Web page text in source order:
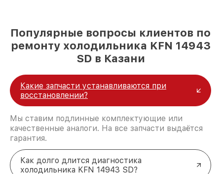
Популярные вопросы клиентов по
ремонту холодильника KFN 14943
SD в Казани
Какие запчасти устанавливаются при
восстановлении?
Мы ставим подлинные комплектующие или
качественные аналоги. На все запчасти выдаётся
гарантия.
Как долго длится диагностика
холодильника KFN 14943 SD?